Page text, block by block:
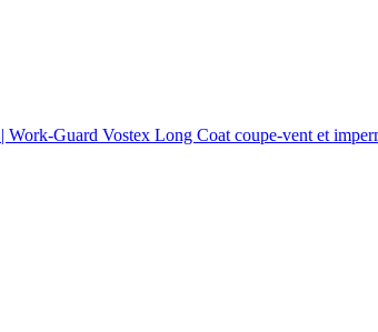
Guard Vostex Long Coat coupe-vent et